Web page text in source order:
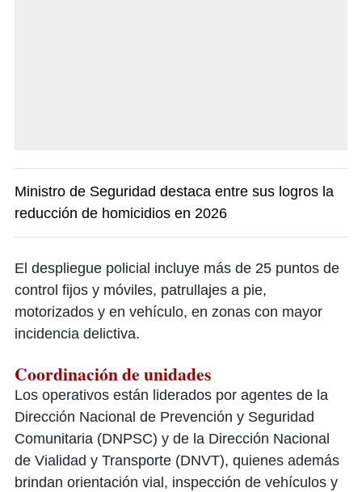
Ministro de Seguridad destaca entre sus logros la
reducción de homicidios en 2026
El despliegue policial incluye más de 25 puntos de
control fijos y móviles, patrullajes a pie,
motorizados y en vehículo, en zonas con mayor
incidencia delictiva.
Coordinación de unidades
Los operativos están liderados por agentes de la
Dirección Nacional de Prevención y Seguridad
Comunitaria (DNPSC) y de la Dirección Nacional
de Vialidad y Transporte (DNVT), quienes además
brindan orientación vial, inspección de vehículos y